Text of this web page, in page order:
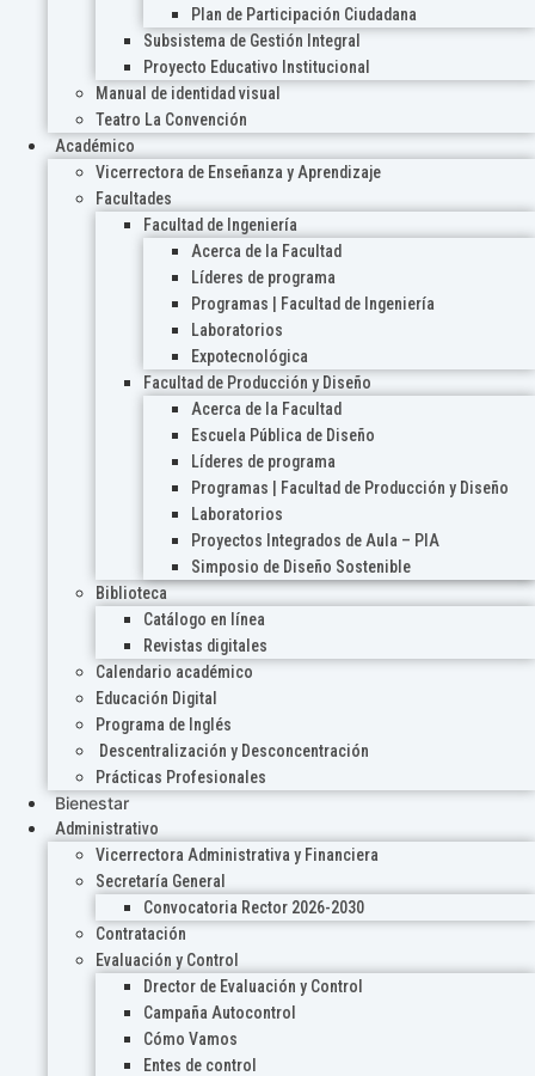
Plan de Participación Ciudadana
Subsistema de Gestión Integral
Proyecto Educativo Institucional
Manual de identidad visual
Teatro La Convención
Académico
Vicerrectora de Enseñanza y Aprendizaje
Facultades
Facultad de Ingeniería
Acerca de la Facultad
Líderes de programa
Programas | Facultad de Ingeniería
Laboratorios
Expotecnológica
Facultad de Producción y Diseño
Acerca de la Facultad
Escuela Pública de Diseño
Líderes de programa
Programas | Facultad de Producción y Diseño
Laboratorios
Proyectos Integrados de Aula – PIA
Simposio de Diseño Sostenible
Biblioteca
Catálogo en línea
Revistas digitales
Calendario académico
Educación Digital
Programa de Inglés
Descentralización y Desconcentración
Prácticas Profesionales
Bienestar
Administrativo
Vicerrectora Administrativa y Financiera
Secretaría General
Convocatoria Rector 2026-2030
Contratación
Evaluación y Control
Drector de Evaluación y Control
Campaña Autocontrol
Cómo Vamos
Entes de control